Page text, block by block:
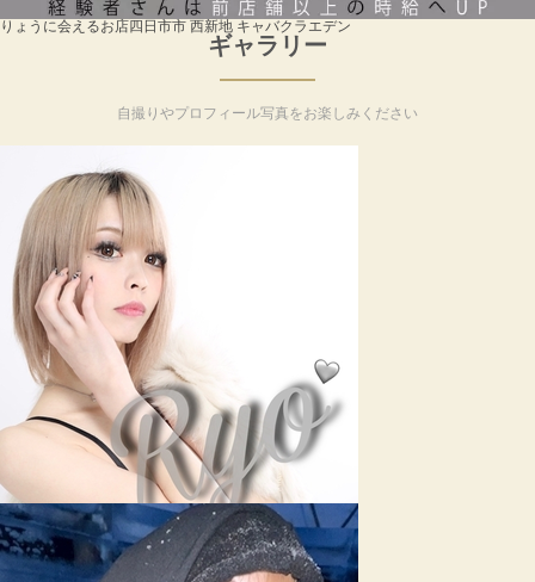
りょうに会えるお店四日市市 西新地 キャバクラ エデン
ギャラリー
自撮りやプロフィール写真をお楽しみください